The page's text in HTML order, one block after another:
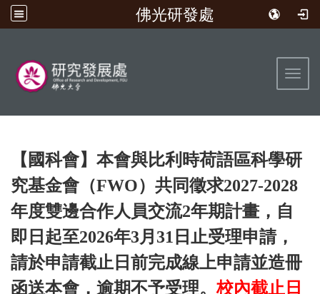
佛光研發處
【國科會】本會與比利時荷語區科學研
究基金會（FWO）共同徵求2027-2028
年度雙邊合作人員交流2年期計畫，自
即日起至2026年3月31日止受理申請，
請於申請截止日前完成線上申請並造冊
函送本會，逾期不予受理。校內截止日